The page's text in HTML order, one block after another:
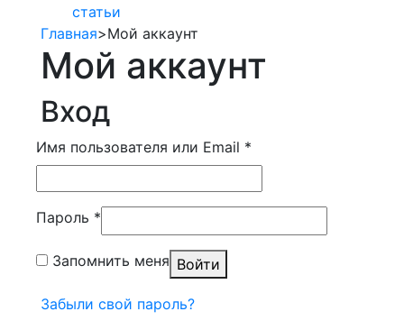
статьи
Главная>Мой аккаунт
Мой аккаунт
Вход
Имя пользователя или Email *
Пароль *
Запомнить меня Войти
Забыли свой пароль?